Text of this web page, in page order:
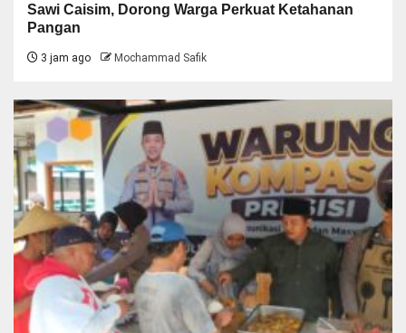
Sawi Caisim, Dorong Warga Perkuat Ketahanan
Pangan
3 jam ago Mochammad Safik